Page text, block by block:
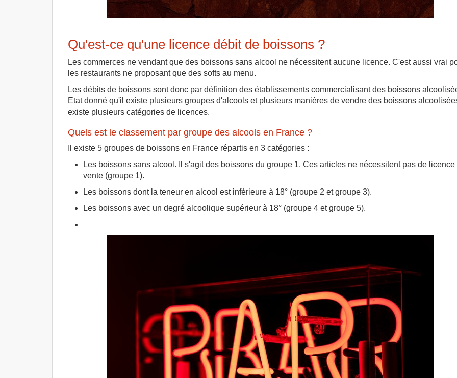
Qu'est-ce qu'une licence débit de boissons ?
Les commerces ne vendant que des boissons sans alcool ne nécessitent aucune licence. C'est aussi vrai
les restaurants ne proposant que des softs au menu.
Les débits de boissons sont donc par définition des établissements commercialisant des boissons
Etat donné qu'il existe plusieurs groupes d'alcools et plusieurs manières de vendre des boissons
existe plusieurs catégories de licences.
Quels est le classement par groupe des alcools en France ?
Il existe 5 groupes de boissons en France répartis en 3 catégories :
Les boissons sans alcool. Il s'agit des boissons du groupe 1. Ces articles ne nécessitent pas de licence
vente (groupe 1).
Les boissons dont la teneur en alcool est inférieure à 18° (groupe 2 et groupe 3).
Les boissons avec un degré alcoolique supérieur à 18° (groupe 4 et groupe 5).